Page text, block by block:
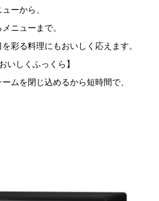
ーから、
ニューまで。
彩る料理にもおいしく応えます。
いしくふっくら】
ムを閉じ込めるから短時間で、